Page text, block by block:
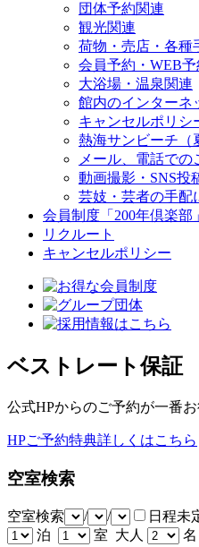
団体予約関連
観光関連
荷物・売店・各種
会員予約・WEB予
大浴場・温泉関連
館内のインターネ
キャンセルポリシ
熱海サンビーチ（
メール、電話で
動画撮影・SNS投
芸妓・芸者の手配
会員制度「200年倶楽部」
リクルート
キャンセルポリシー
ベストレート保証
公式HPからのご予約が一番
HPご予約特典詳しくはこちら
空室検索
空室検索 / /
日程未
泊
室 大人 名